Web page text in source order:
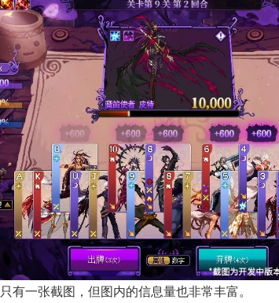
有一张截图，但图内的信息量也非常丰富。